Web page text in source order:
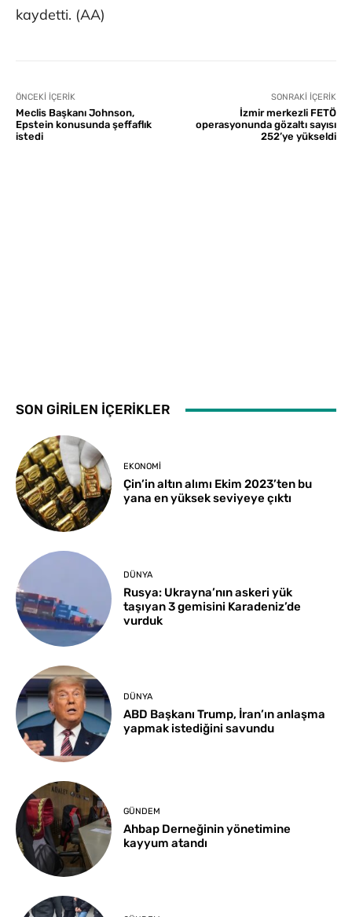
kaydetti. (AA)
ÖNCEKI İÇERIK
Meclis Başkanı Johnson,
Epstein konusunda şeffaflık
istedi
SONRAKI İÇERIK
İzmir merkezli FETÖ
operasyonunda gözaltı sayısı
252’ye yükseldi
SON GİRİLEN İÇERİKLER
EKONOMI
Çin’in altın alımı Ekim 2023’ten bu
yana en yüksek seviyeye çıktı
DÜNYA
Rusya: Ukrayna’nın askeri yük
taşıyan 3 gemisini Karadeniz’de
vurduk
DÜNYA
ABD Başkanı Trump, İran’ın anlaşma
yapmak istediğini savundu
GÜNDEM
Ahbap Derneğinin yönetimine
kayyum atandı